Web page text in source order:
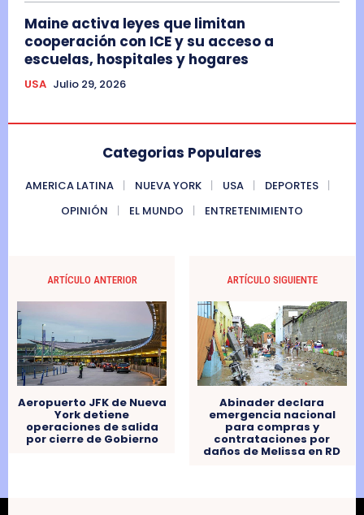
Maine activa leyes que limitan
cooperación con ICE y su acceso a
escuelas, hospitales y hogares
USA Julio 29, 2026
Categorias Populares
AMERICA LATINA NUEVA YORK USA
DEPORTES
OPINIÓN
EL MUNDO ENTRETENIMIENTO
ARTÍCULO ANTERIOR
Aeropuerto JFK de Nueva
York detiene
operaciones de salida
por cierre de Gobierno
ARTÍCULO SIGUIENTE
Abinader declara
emergencia nacional
para compras y
contrataciones por
daños de Melissa en RD